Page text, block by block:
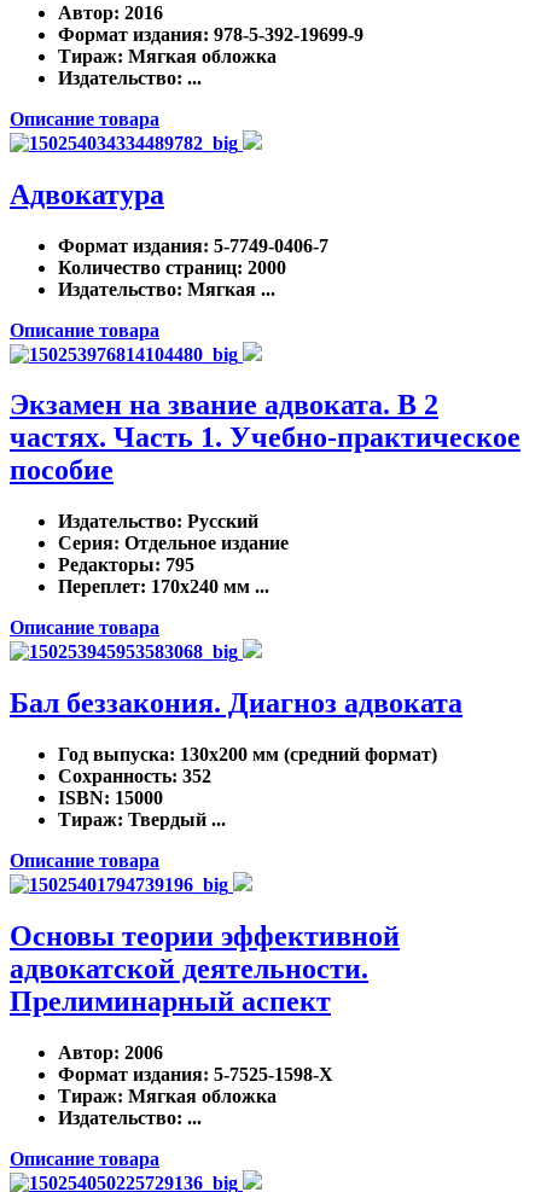
Автор: 2016
Формат издания: 978-5-392-19699-9
Тираж: Мягкая обложка
Издательство: ...
Описание товара
Адвокатура
Формат издания: 5-7749-0406-7
Количество страниц: 2000
Издательство: Мягкая ...
Описание товара
Экзамен на звание адвоката. В 2
частях. Часть 1. Учебно-практическое
пособие
Издательство: Русский
Серия: Отдельное издание
Редакторы: 795
Переплет: 170x240 мм ...
Описание товара
Бал беззакония. Диагноз адвоката
Год выпуска: 130х200 мм (средний формат)
Сохранность: 352
ISBN: 15000
Тираж: Твердый ...
Описание товара
Основы теории эффективной
адвокатской деятельности.
Прелиминарный аспект
Автор: 2006
Формат издания: 5-7525-1598-X
Тираж: Мягкая обложка
Издательство: ...
Описание товара